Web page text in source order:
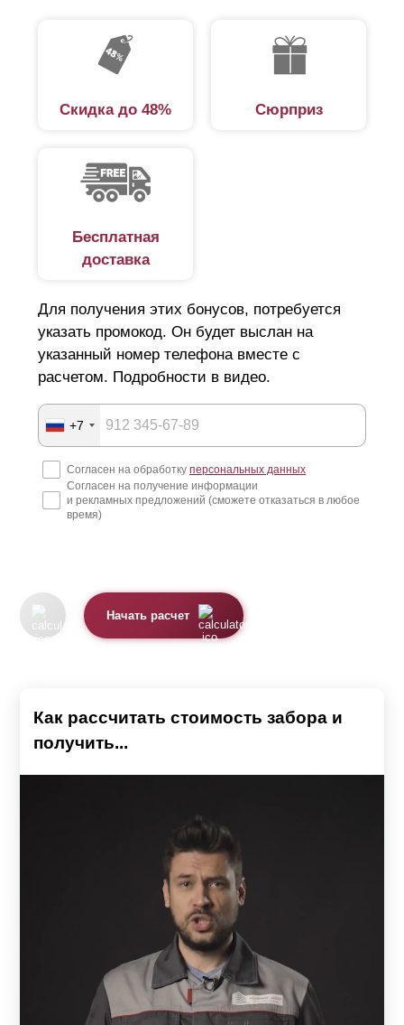
Скидка до 48% Сюрприз
Бесплатная
доставка
Для получения этих бонусов, потребуется
указать промокод. Он будет выслан на
указанный номер телефона вместе с
расчетом. Подробности в видео.
+7
Согласен на обработку персональных данных
Согласен на получение информации
и рекламных предложений (сможете отказаться в любое
время)
Начать расчет
Как рассчитать стоимость забора и
получить...